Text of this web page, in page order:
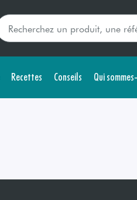
Recettes Conseils Qui